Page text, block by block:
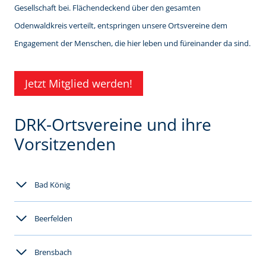
Gesellschaft bei. Flächendeckend über den gesamten
Odenwaldkreis verteilt, entspringen unsere Ortsvereine dem
Engagement der Menschen, die hier leben und füreinander da sind.
Jetzt Mitglied werden!
DRK-Ortsvereine und ihre
Vorsitzenden
Bad König
Beerfelden
Brensbach